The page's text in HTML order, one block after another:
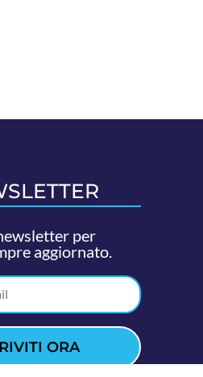
per
aggiornato.
ORA